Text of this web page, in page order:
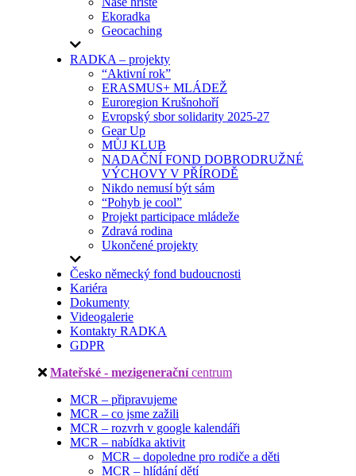
Ekoradka
Geocaching
RADKA – projekty
“Aktivní rok”
ERASMUS+ MLÁDEŽ
Euroregion Krušnohoří
Evropský sbor solidarity 2025-27
Gear Up
MŮJ KLUB
NADAČNÍ FOND DOBRODRUŽNÉ
VÝCHOVY V PŘÍRODĚ
Nikdo nemusí být sám
“Pohyb je cool”
Projekt participace mládeže
Zdravá rodina
Ukončené projekty
Česko německý fond budoucnosti
Kariéra
Dokumenty
Videogalerie
Kontakty RADKA
GDPR
Mateřské - mezigenerační centrum
MCR – připravujeme
MCR – co jsme zažili
MCR – rozvrh v google kalendáři
MCR – nabídka aktivit
MCR – dopoledne pro rodiče a děti
MCR – hlídání dětí